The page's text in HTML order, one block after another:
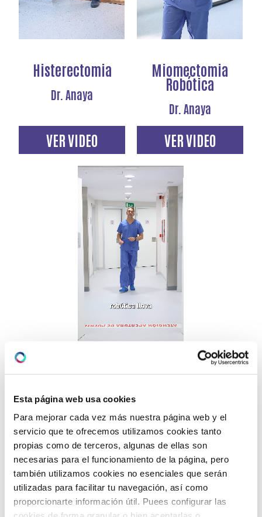
Esta página web usa cookies
Para mejorar cada vez más nuestra página web y el
servicio que te ofrecemos utilizamos cookies tanto
propias como de terceros, algunas de ellas son
necesarias para el funcionamiento de la página, pero
también utilizamos cookies no esenciales que serán
utilizadas para facilitar tu navegación, así como
proporcionarte información útil. Puees configurar las
Histerectomia
Dr. Anaya
VER VIDEO
Miomectomia
Robótica
Dr. Anaya
VER VIDEO
VER VIDEO